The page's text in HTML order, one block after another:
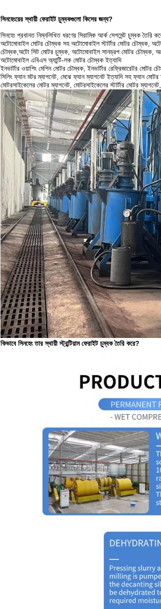
সিনহেংয়ের স্থায়ী ফেরাইট চুম্বকগুলো কিসের জন্য?
সিনহেং প্রধানত নিম্নলিখিত ধরণের সিরামিক আর্ক সেগমেন্ট চুম্বক তৈরি
অটোমোবাইল মোটর চৌম্বক সহ অটোমোবাইল স্টার্টার মোটর চৌম্বক,
চৌম্বক,অটো সিট মোটর চুম্বক, অটোমোবাইল সানড্রপ মোটর চৌম্বক,
অটোমোবাইল এবিএস অ্যান্টি-লক মোটর চৌম্বক ইত্যাদি
ইনভার্টার ওয়াশিং মেশিন মোটর চৌম্বক, ইনভার্টার রেফ্রিজারেটর মোটর
সিলিং ফ্যান মটর ম্যাগনেট, মেঝে ফ্যান ম্যাগনেট ইত্যাদি সহ ফ্যান মোটর
মোটরসাইকেলের মোটর ম্যাগনেট, মোটরসাইকেলের স্টার্টার মোটর
কিভাবে সিনহেং তার স্থায়ী স্ট্রন্টিয়াম ফেরাইট চুম্বক তৈরি করে?